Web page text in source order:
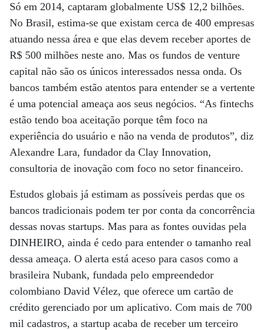
Só em 2014, captaram globalmente US$ 12,2 bilhões.
No Brasil, estima-se que existam cerca de 400 empresas
atuando nessa área e que elas devem receber aportes de
R$ 500 milhões neste ano. Mas os fundos de venture
capital não são os únicos interessados nessa onda. Os
bancos também estão atentos para entender se a vertente
é uma potencial ameaça aos seus negócios. “As fintechs
estão tendo boa aceitação porque têm foco na
experiência do usuário e não na venda de produtos”, diz
Alexandre Lara, fundador da Clay Innovation,
consultoria de inovação com foco no setor financeiro.
Estudos globais já estimam as possíveis perdas que os
bancos tradicionais podem ter por conta da concorrência
dessas novas startups. Mas para as fontes ouvidas pela
DINHEIRO, ainda é cedo para entender o tamanho real
dessa ameaça. O alerta está aceso para casos como a
brasileira Nubank, fundada pelo empreendedor
colombiano David Vélez, que oferece um cartão de
crédito gerenciado por um aplicativo. Com mais de 700
mil cadastros, a startup acaba de receber um terceiro